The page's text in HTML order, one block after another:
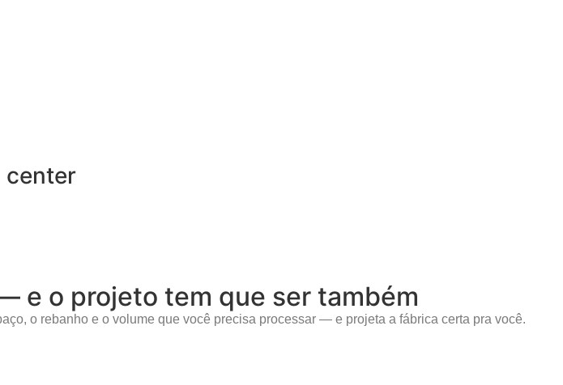
center
e o projeto tem que ser também
o rebanho e o volume que você precisa processar — e projeta a fábrica certa pra você.